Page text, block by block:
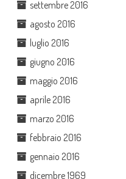
settembre 2016
agosto 2016
luglio 2016
giugno 2016
maggio 2016
aprile 2016
marzo 2016
febbraio 2016
gennaio 2016
dicembre 1969